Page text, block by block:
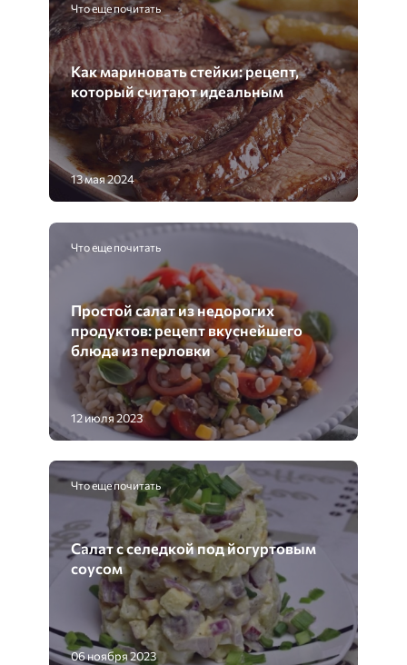
Что еще почитать
Как мариновать стейки: рецепт,
который считают идеальным
13 мая 2024
Что еще почитать
Простой салат из недорогих
продуктов: рецепт вкуснейшего
блюда из перловки
12 июля 2023
Что еще почитать
Салат с селедкой под йогуртовым
соусом
06 ноября 2023